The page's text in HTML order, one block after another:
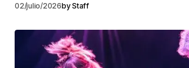
02/julio/2026byStaff